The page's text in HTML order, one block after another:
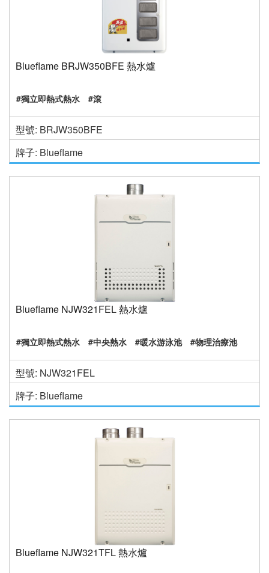
Blueflame BRJW350BFE 熱水爐
#獨立即熱式熱水 #滾
型號: BRJW350BFE
牌子: Blueflame
Blueflame NJW321FEL 熱水爐
#獨立即熱式熱水 #中央熱水 #暖水游泳池 #物理治療池
型號: NJW321FEL
牌子: Blueflame
Blueflame NJW321TFL 熱水爐